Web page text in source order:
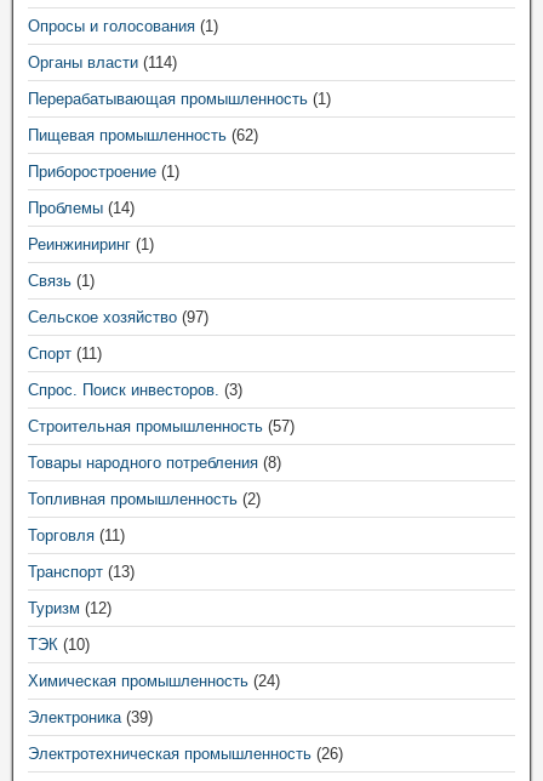
Опросы и голосования (1)
Органы власти (114)
Перерабатывающая промышленность (1)
Пищевая промышленность (62)
Приборостроение (1)
Проблемы (14)
Реинжиниринг (1)
Связь (1)
Сельское хозяйство (97)
Спорт (11)
Спрос. Поиск инвесторов. (3)
Строительная промышленность (57)
Товары народного потребления (8)
Топливная промышленность (2)
Торговля (11)
Транспорт (13)
Туризм (12)
ТЭК (10)
Химическая промышленность (24)
Электроника(39)
Электротехническая промышленность (26)